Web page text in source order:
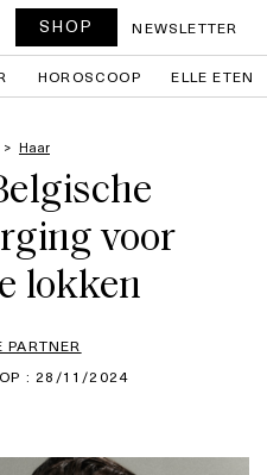
SHOP NEWSLETTER
HOROSCOOP ELLE ETEN
Haar
voor
lokken
PARTNER
OP : 28/11/2024